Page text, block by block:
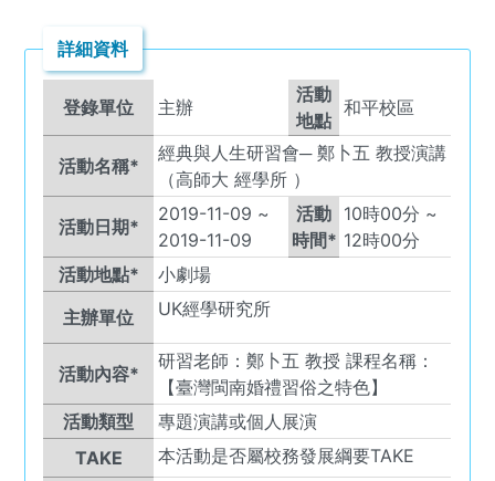
詳細資料
登錄單位 主辦
活動
地點
和平校區
活動名稱*
經典與人生研習會─ 鄭卜五 教授演講
（高師大 經學所 ）
活動日期*
2019-11-09 ~
2019-11-09
活動
時間*
10時00
分 ~
12時00分
活動地點*
小劇場
主辦單位
UK經學研究所
活動內容*
研習老師：鄭卜五 教授 課程名稱：
【臺灣閩南婚禮習俗之特色】
活動類型
專題演講或個人展演
TAKE
本活動是否屬校務發展綱要TAKE